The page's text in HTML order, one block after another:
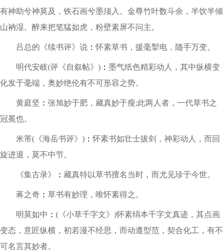
有神助兮神莫及，铁石画兮墨须入。金尊竹叶数斗余，半饮半倾
山衲湿。醉来把笔猛如虎，粉壁素屏不问主。
吕总的《续书评》说 ：怀素草书，援毫掣电，随手万变。
明代安岐(评《自叙帖》) ： 墨气纸色精彩动人，其中纵横变
化发于毫端，奥妙绝伦有不可形容之势。
黄庭坚 ： 张旭妙于肥，藏真妙于瘦;此两人者，一代草书之
冠冕也。
米芾(《海岳书评》) ：怀素书如壮士拔剑，神彩动人，而回
旋进退，莫不中节。
《集古录》 ： 藏真特以草书擅名当时，而尤见珍于今世。
蒋之奇 ： 草书有妙理，唯怀素得之。
明莫如中 ： (《小草千字文》)怀素绢本千字文真迹，其点画
变态，意匠纵横，初若漫不经思，而动遵型范，契合化工，有不
可名言其妙者。